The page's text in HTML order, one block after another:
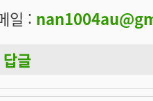
일 :
답글